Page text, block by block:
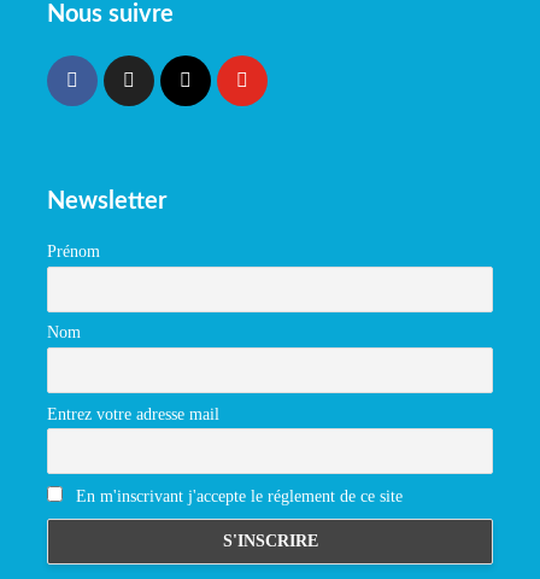
Nous suivre
Newsletter
Prénom
Nom
Entrez votre adresse mail
En m'inscrivant j'accepte le réglement de ce site